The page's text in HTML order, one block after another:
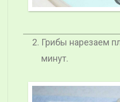
Грибы нарезаем
минут.